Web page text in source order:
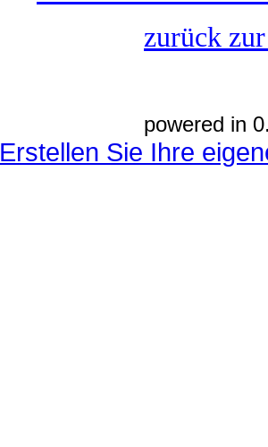
zurück
powered in
Erstellen Sie Ihre